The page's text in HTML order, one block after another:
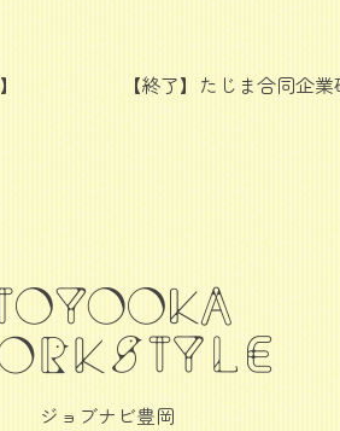
【終了】たじま合同企
ジョブナビ豊岡